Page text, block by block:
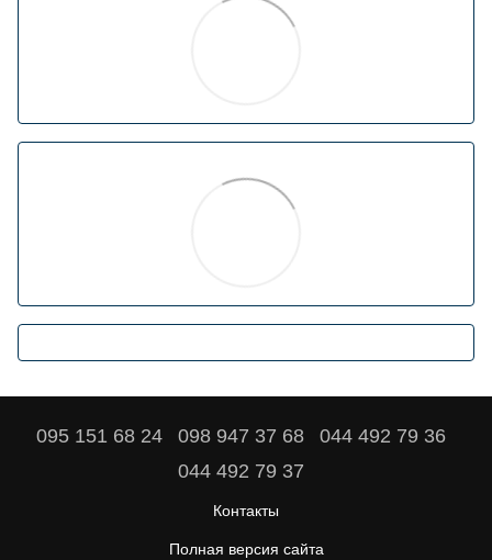
095 151 68 24 098 947 37 68
044 492 79 36
044 492 79 37
Контакты
Полная версия сайта